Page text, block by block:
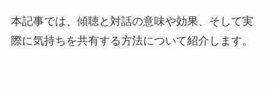
本記事では、傾聴と対話の意味や効果、そして実
際に気持ちを共有する方法について紹介します。